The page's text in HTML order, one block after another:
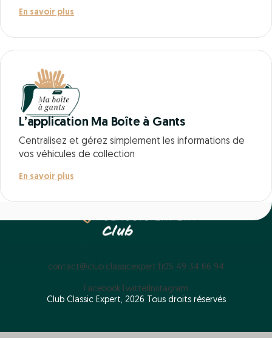
En savoir plus
L’application Ma Boîte à Gants
Centralisez et gérez simplement les informations de
vos véhicules de collection
En savoir plus
contact@club.classicexpert.fr05 49 34 66 94
Facebook TwitterInstagram
Club Classic Expert, 2026 Tous droits réservés